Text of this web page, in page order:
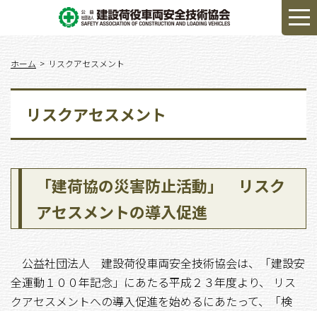
ホーム リスクアセスメント
リスクアセスメント
「建荷協の災害防止活動」 リスク
アセスメントの導入促進
公益社団法人 建設荷役車両安全技術協会は、「建設安
全運動１００年記念」にあたる平成２３年度より、 リス
クアセスメントへの導入促進を始めるにあたって、「検